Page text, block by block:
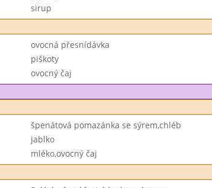
sirup
ovocná přesnídávka
piškoty
ovocný čaj
špenátová pomazánka se sýrem,chléb
jablko
mléko,ovocný čaj